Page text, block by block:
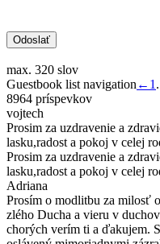
max. 320 slov
Guestbook list navigation ← 1
8964 príspevkov
vojtech
Prosim za uzdravenie a
lasku,radost a pokoj v celej
Prosim za uzdravenie a
lasku,radost a pokoj v celej
Adriana
Prosím o modlitbu za milosť
zlého Ducha a vieru v
chorých verím ti a ďakujem.